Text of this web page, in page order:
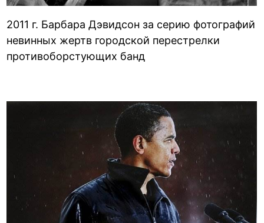
2011 г. Барбара Дэвидсон за серию фотографий
невинных жертв городской перестрелки
противоборстующих банд